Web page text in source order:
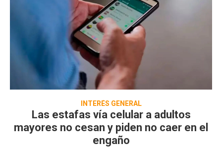
INTERÉS GENERAL
Las estafas vía celular a adultos
mayores no cesan y piden no caer en el
engaño